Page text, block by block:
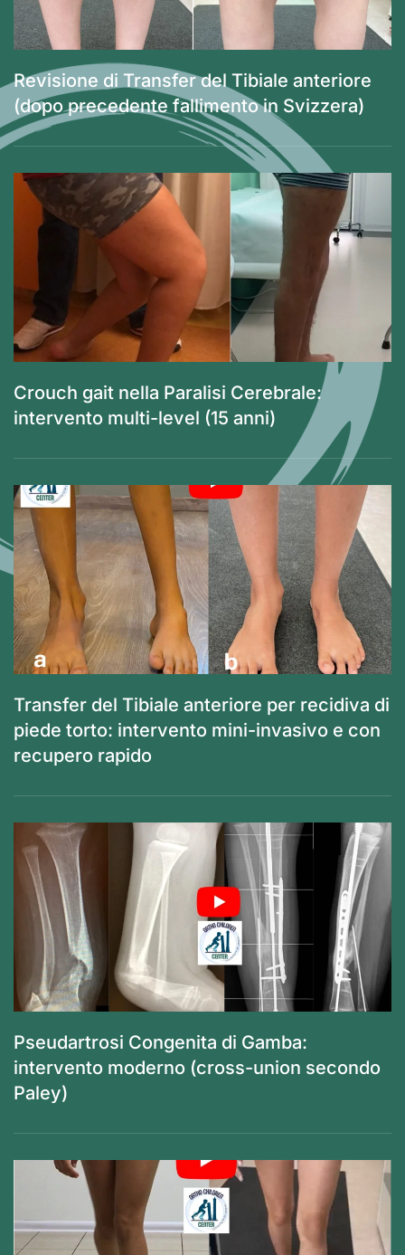
Revisione di Transfer del Tibiale anteriore
(dopo precedente fallimento in Svizzera)
Crouch gait nella Paralisi Cerebrale:
intervento multi-level (15 anni)
Transfer del Tibiale anteriore per recidiva di
piede torto: intervento mini-invasivo e con
recupero rapido
Pseudartrosi Congenita di Gamba:
intervento moderno (cross-union secondo
Paley)